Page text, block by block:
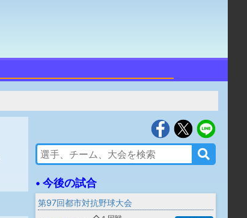
• 今後の試合
第97回都市対抗野球大会